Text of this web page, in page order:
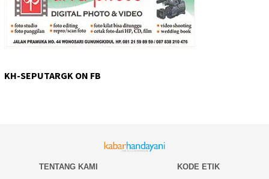
KH-SEPUTARGK ON FB
TENTANG KAMI KODE ETIK